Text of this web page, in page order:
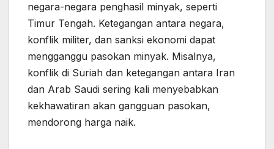
negara-negara penghasil minyak, seperti
Timur Tengah. Ketegangan antara negara,
konflik militer, dan sanksi ekonomi dapat
mengganggu pasokan minyak. Misalnya,
konflik di Suriah dan ketegangan antara Iran
dan Arab Saudi sering kali menyebabkan
kekhawatiran akan gangguan pasokan,
mendorong harga naik.